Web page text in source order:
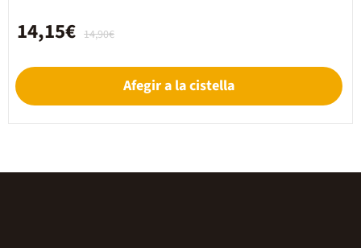
14,90€
14,15€
Afegir a la cistella